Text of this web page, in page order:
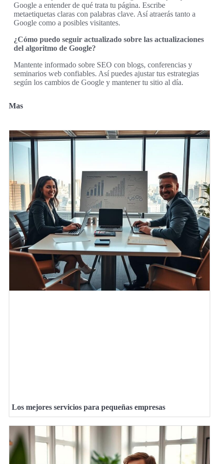
Google a entender de qué trata tu página. Escribe
metaetiquetas claras con palabras clave. Así atraerás tanto a
Google como a posibles visitantes.
¿Cómo puedo seguir actualizado sobre las actualizaciones
del algoritmo de Google?
Mantente informado sobre SEO con blogs, conferencias y
seminarios web confiables. Así puedes ajustar tus estrategias
según los cambios de Google y mantener tu sitio al día.
Mas
Los mejores servicios para pequeñas empresas